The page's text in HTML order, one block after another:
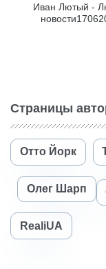
Иван Лютый -
Страницы
Отто Йорк
Олег Шарп
RealiUA